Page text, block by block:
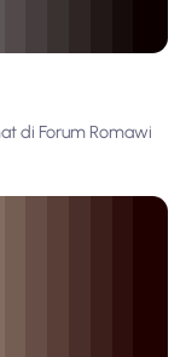
di Forum Romawi